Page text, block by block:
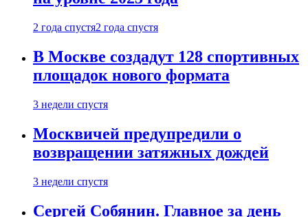
2 года спустя2 года спустя
В Москве создадут 128 спортивных
площадок нового формата
3 недели спустя
Москвичей предупредили о
возвращении затяжных дождей
3 недели спустя
Сергей Собянин. Главное за день